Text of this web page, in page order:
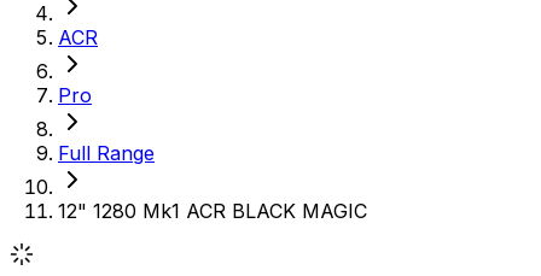
ACR
Pro
Full Range
12" 1280 Mk1 ACR BLACK MAGIC